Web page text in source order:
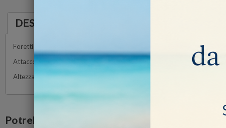
DESCRIZIONE
Foretti diamantati ad interno vuoto, senza espulsore. Spessore del
Attacco a 1/2 GAS per Mandrino MAN3, utilizzare trapani a colonna
Altezza totale H75 Utile di taglio 45 mm
Potrebbe anche piacerti